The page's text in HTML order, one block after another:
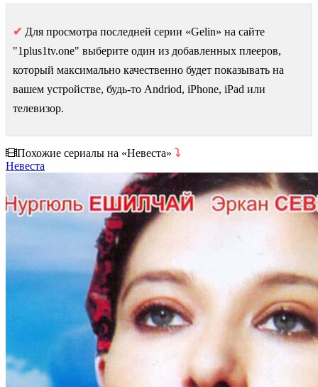
✔ Для просмотра последней серии «Gelin» на сайте
"1plus1tv.one" выберите один из добавленных плееров,
который максимально качественно будет показывать на
вашем устройстве, будь-то Andriod, iPhone, iPad или
телевизор.
Похожие сериалы на «Невеста» ⤵
Невеста